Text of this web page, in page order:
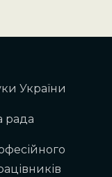
України
рада